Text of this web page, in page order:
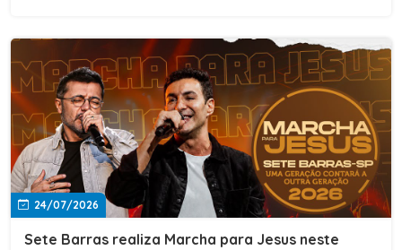
24/07/2026
Sete Barras realiza Marcha para Jesus neste